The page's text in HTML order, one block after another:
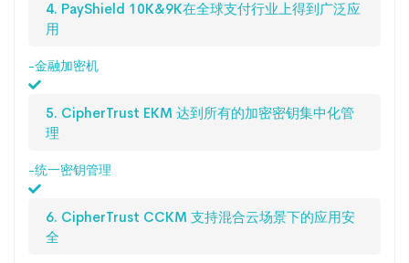
4. PayShield 10K&9K在全球支付行业上得到广泛应
用
-金融加密机
5. CipherTrust EKM 达到所有的加密密钥集中化管
理
-统一密钥管理
6. CipherTrust CCKM 支持混合云场景下的应用安
全